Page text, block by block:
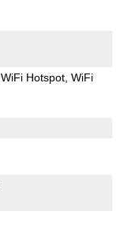
WiFi Hotspot WiFi